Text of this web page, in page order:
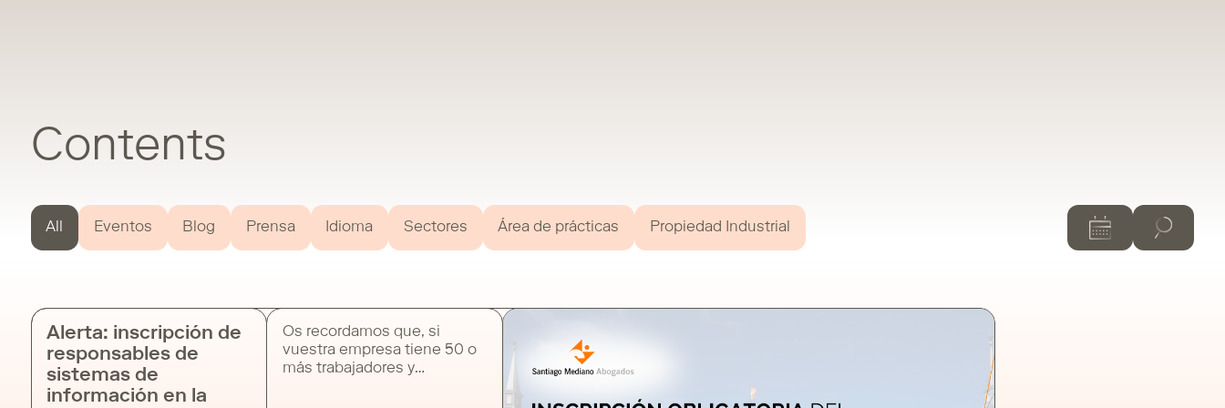
Contents
All Eventos Blog Prensa Idioma Sectores Área de prácticas Propiedad Industrial
Alerta: inscripción de
responsables de
sistemas de
información en la
Os recordamos que, si
vuestra empresa tiene 50 o
más trabajadores y